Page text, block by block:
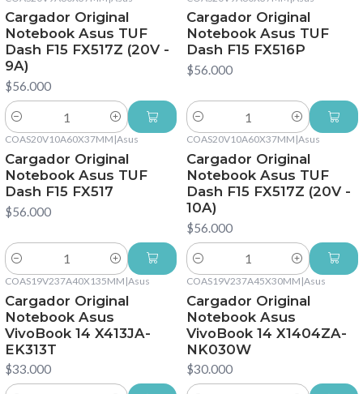
Cargador Original
Notebook Asus TUF
Dash F15 FX517Z (20V -
9A)
$56.000
Cantidad
Cargador Original
Notebook Asus TUF
Dash F15 FX516P
$56.000
Cantidad
COAS20V10A60X37MM |Asus
Cargador Original
Notebook Asus TUF
Dash F15 FX517
$56.000
Cantidad
COAS20V10A60X37MM |Asus
Cargador Original
Notebook Asus TUF
Dash F15 FX517Z (20V -
10A)
$56.000
Cantidad
COAS19V237A40X135MM |Asus
Cargador Original
Notebook Asus
VivoBook 14 X413JA-
EK313T
$33.000
COAS19V237A45X30MM |Asus
Cargador Original
Notebook Asus
VivoBook 14 X1404ZA-
NK030W
$30.000